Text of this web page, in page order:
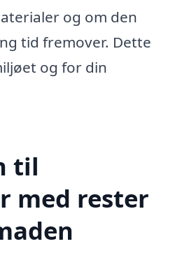
og om den
tid fremover. Dette
og for din
til
med rester